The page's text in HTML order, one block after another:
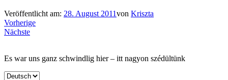
Veröffentlicht am: 28. August 2011von Kriszta
Vorherige
Nächste
Es war uns ganz schwindlig hier – itt nagyon szédültünk
Sprache